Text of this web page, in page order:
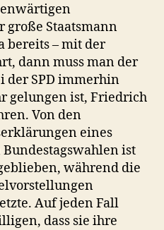
große Staatsmann
bereits – mit der
dann muss man der
der SPD immerhin
gelungen ist, Friedrich
Von den
eines
ist
während die
Auf jeden Fall
dass sie ihre